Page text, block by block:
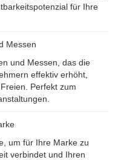
für Ihre
Messen
und Messen, das die
effektiv erhöht,
Perfekt zum
um für Ihre Marke zu
verbindet und Ihren